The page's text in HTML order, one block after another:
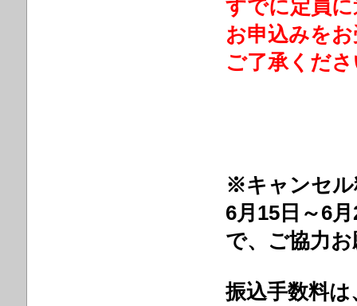
すでに定員
お申込みを
ご了承くだ
※キャンセル
6月15日～6
で、ご協力
振込手数料